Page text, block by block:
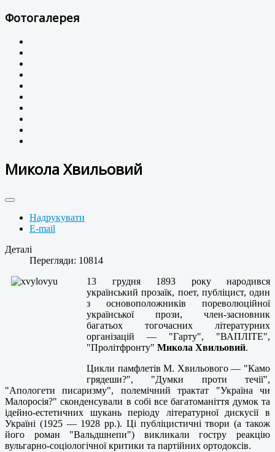
Фотогалерея
Микола Хвильовий
Надрукувати
E-mail
Деталі
Перегляди: 10814
13 грудня 1893 року народився
український прозаїк, поет, публіцист, один
з основоположників пореволюційної
української прози, член-засновник
багатьох тогочасних літературних
організацій — "Гарту", "ВАПЛІТЕ",
"Пролітфронту" Микола Хвильовий.
Цикли памфлетів М. Хвильового — "Камо
грядеши?", "Думки проти течії",
"Апологети писаризму", полемічний трактат "Україна чи
Малоросія?" сконденсували в собі все багатоманіття думок та
ідейно-естетичних шукань періоду літературної дискусії в
Україні (1925 — 1928 pp.). Ці публіцистичні твори (а також
його роман "Вальдшнепи") викликали гостру реакцію
вульгарно-соціологічної критики та партійних ортодоксів.